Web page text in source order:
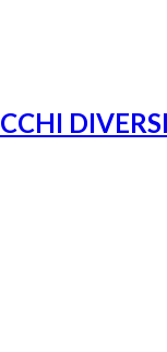
DIVERSI